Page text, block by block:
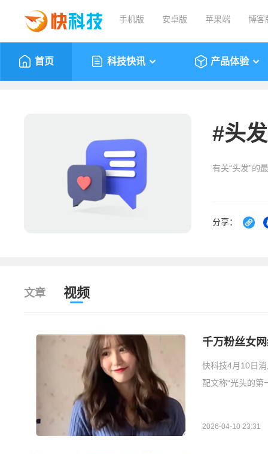
手机版 安卓版 苹果端 博客
首页 科技快讯 产品体验
#头发
有关“头发”的
分享：
文章 视频
千万粉丝女
快科技4月10日
配文称“光头的
2026-04-10 23:31